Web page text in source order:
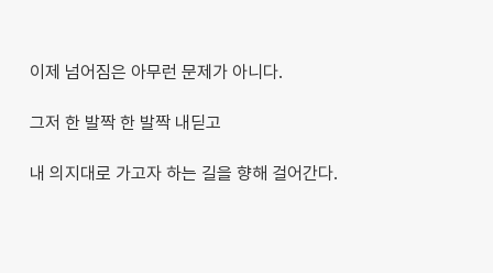
이제 넘어짐은 아무런 문제가 아니다.
그저 한 발짝 한 발짝 내딛고
내 의지대로 가고자 하는 길을 향해 걸어간다.